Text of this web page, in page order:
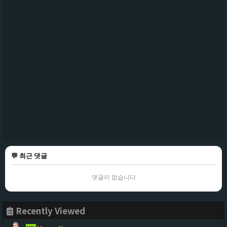
💬 최근 댓글
댓글이 없습니다
Recently Viewed